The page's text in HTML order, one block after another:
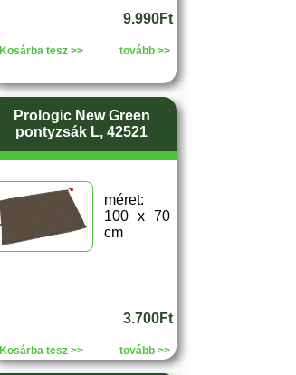
9.990Ft
Kosárba tesz >> tovább >>
Prologic New Green
pontyzsák L, 42521
méret:
100 x 70
cm
3.700Ft
Kosárba tesz >> tovább >>